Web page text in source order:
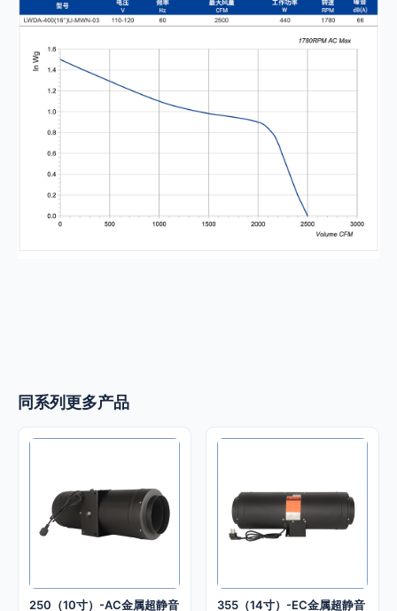
同系列更多产品
250（10寸）-AC金属超静音
355（14寸）-EC金属超静音